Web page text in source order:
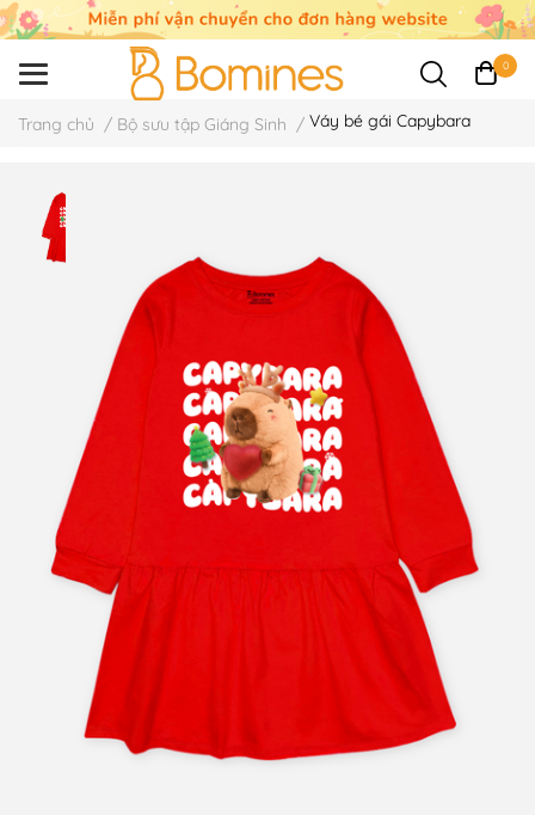
0
Trang chủ / Bộ sưu tập Giáng Sinh / Váy bé gái Capybara